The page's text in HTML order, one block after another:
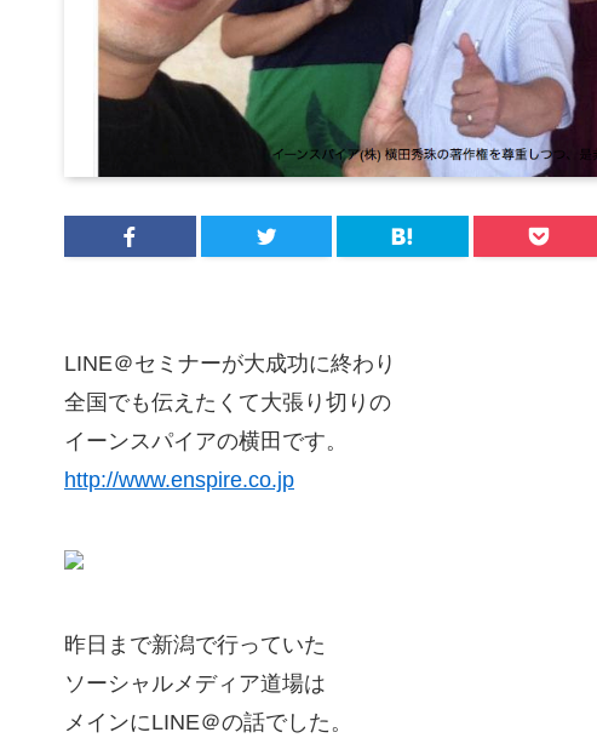
LINE＠セミナーが大成功に終わり
全国でも伝えたくて大張り切りの
イーンスパイアの横田です。
http://www.enspire.co.jp
昨日まで新潟で行っていた
ソーシャルメディア道場は
メインにLINE＠の話でした。